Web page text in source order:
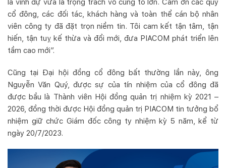
là vinh dự vừa là trọng trách vô cùng to lớn. Cảm ơn các quý
cổ đông, các đối tác, khách hàng và toàn thể cán bộ nhân
viên công ty đã đặt trọn niềm tin. Tôi cam kết tận tâm, tận
hiến, tận tuỵ kế thừa và đổi mới, đưa PIACOM phát triển lên
tầm cao mới”.
Cũng tại Đại hội đồng cổ đông bất thường lần này, ông
Nguyễn Văn Quý, được sự của tín nhiệm của cổ đông đã
được bầu là Thành viên Hội đồng quản trị nhiệm kỳ 2021 –
2026, đồng thời được Hội đồng quản trị PIACOM tin tưởng bổ
nhiệm giữ chức Giám đốc công ty nhiệm kỳ 5 năm, kể từ
ngày 20/7/2023.